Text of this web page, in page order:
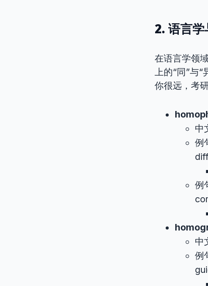
2. 语言
在语言学领域
上的“同”与
你很远，考
中
例
例
中
例